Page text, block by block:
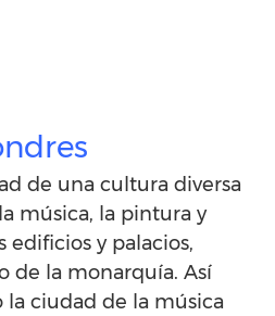
de una cultura diversa
música, la pintura y
edificios y palacios,
de la monarquía. Así
la ciudad de la música